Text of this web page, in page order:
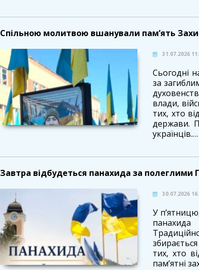
Спільною молитвою вшанували памʼять
31.07.2026
Сьогодні
за
влади,
тих, хто
держави.
українців.…
Завтра відбудеться панахида за полеглими
30.07.2026
У
панахида
тих, хто
пам’ятні